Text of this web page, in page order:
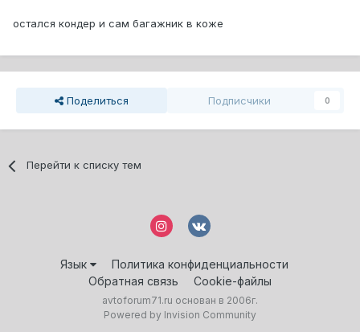
остался кондер и сам багажник в коже
Поделиться Подписчики 0
Перейти к списку тем
Язык
Политика конфиденциальности
Обратная связь
Cookie-файлы
avtoforum71.ru основан в 2006г.
Powered by Invision Community